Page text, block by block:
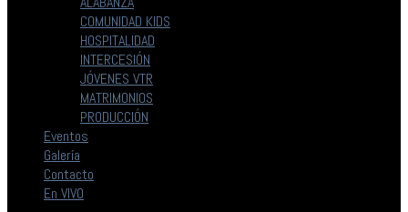
COMUNIDAD KIDS
HOSPITALIDAD
INTERCESIÓN
JÓVENES VTR
MATRIMONIOS
PRODUCCIÓN
Eventos
Galería
Contacto
En VIVO